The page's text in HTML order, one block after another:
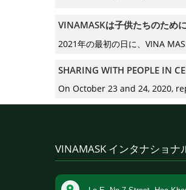
VINAMASKは子供たちのため
2021年の最初の日に、VINA
SHARING WITH PEOPLE IN
On October 23 and 24, 2020,
VINAMASK インタナショナ